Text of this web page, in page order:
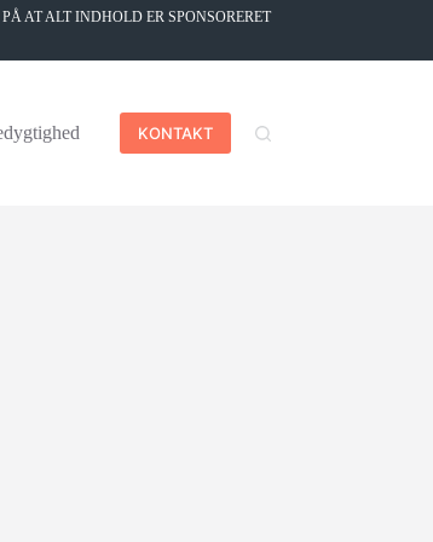
AT ALT INDHOLD ER SPONSORERET
KONTAKT